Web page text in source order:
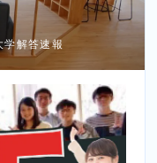
解答速報